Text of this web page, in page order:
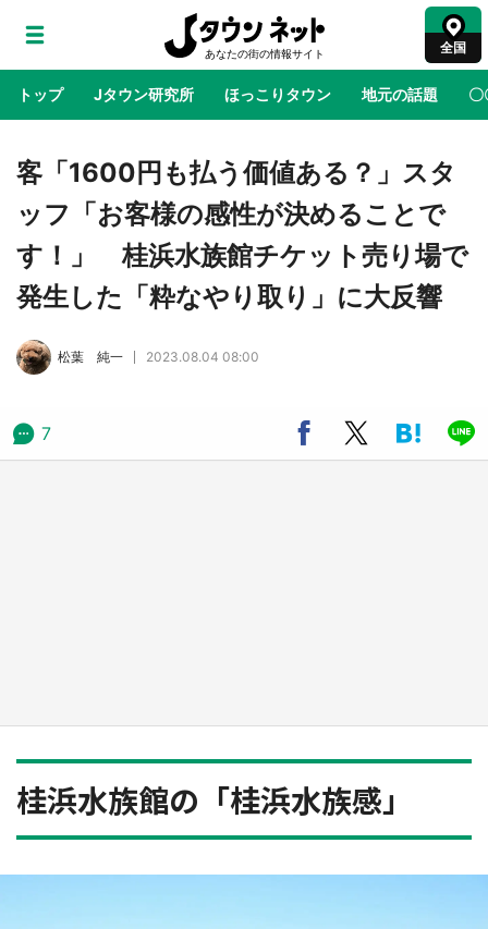
全国
トップ Jタウン研究所 ほっこりタウン 地元の話題 〇
地域×二次元 絶景 あの時はありがとう 物語がはじ
鳥取・境港「ゲゲゲの妖怪楽園」限定だった鬼
太郎グッズ買える 銀座・博品館TOY PARKへ
急げ【8／8～31】
公式プロモ動画で「聖地」が生産されてます
『薬屋のひとりごと』の〝舞〟の世界に入り込
む 六本木ヒルズ展望台でコラボ、本邦初公開
客「1600円も払う価値ある？」スタ
ッフ「お客様の感性が決めることで
す！」 桂浜水族館チケット売り場で
発生した「粋なやり取り」に大反響
松葉 純一 2023.08.04 08:00
7
桂浜水族館の「桂浜水族感」